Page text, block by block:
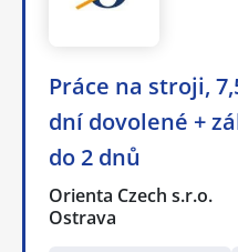
Práce na stroji,
dní dovolené +
do 2 dnů
Orienta Czech s.r.o.
Ostrava